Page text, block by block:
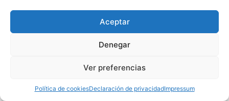
Aceptar
Denegar
Ver preferencias
Política de cookiesDeclaración de privacidadImpressum
hidratado es fundamental. Lleva contigo una
botella de agua para mantener tu cuerpo
hidratado durante tuentrenamiento
Por último, pero no menos importante, es